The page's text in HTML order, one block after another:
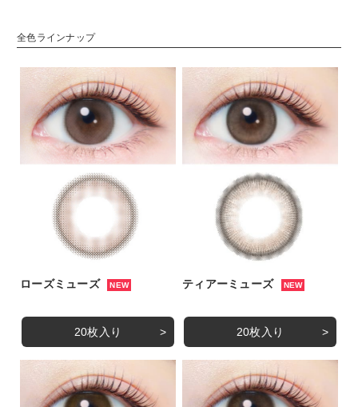
全色ラインナップ
ローズミューズ NEW
20枚入り
ティアーミューズ NEW
20枚入り